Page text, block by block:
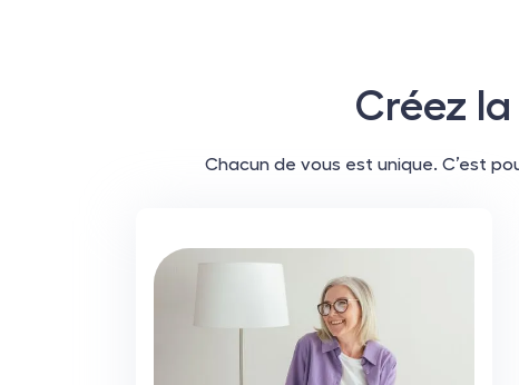
Créez
Chacun de vous est unique. C’est